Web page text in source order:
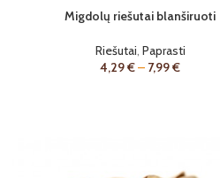
Migdolų riešutai blanširuoti
Riešutai, Paprasti
4,29€– 7,99€